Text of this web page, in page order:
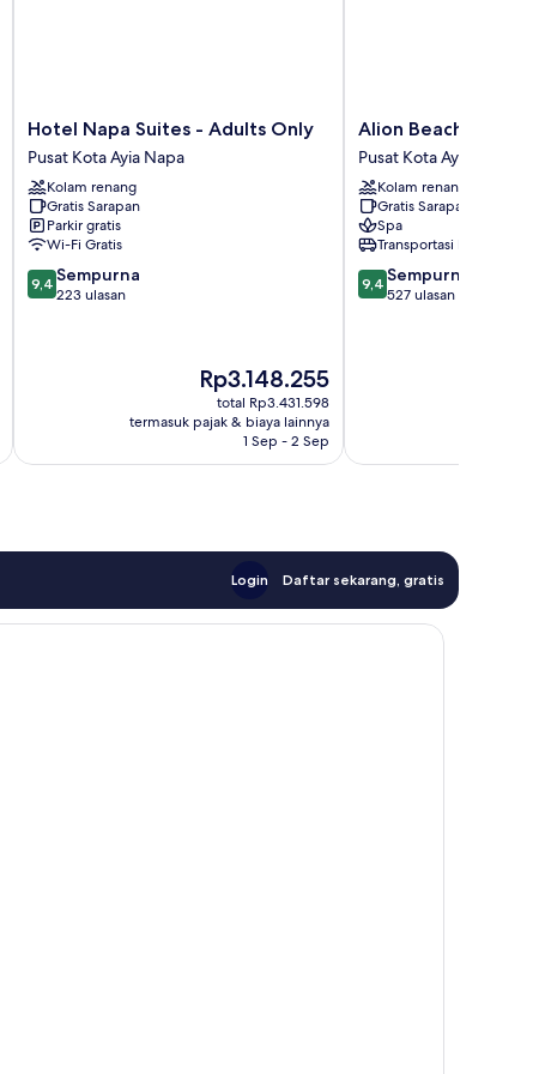
Hotel
Napa
Suites
-
Adults
Only
Pusat
Kota
Ayia
Hotel Napa Suites - Adults Only
Pusat Kota Ayia Napa
Kolam renang
Gratis Sarapan
Parkir gratis
Wi-Fi Gratis
9.4
dari
9,4 Sempurna
223 ulasan
Harga
sekarang
Rp3.148.255
Rp3.148.255
total Rp3.431.598
termasuk pajak & biaya lainnya
1 Sep - 2 Sep
Alion
Beach
Hotel
Pusat
Kota
Ayia
Napa
Alion Beach Hotel
Pusat Kota Ayia Napa
Kolam renang
Gratis Sarapan
Spa
Transportasi bandara
9.4
dari
9,4 Sempurna
527 ulasan
Login Daftar sekarang, gratis